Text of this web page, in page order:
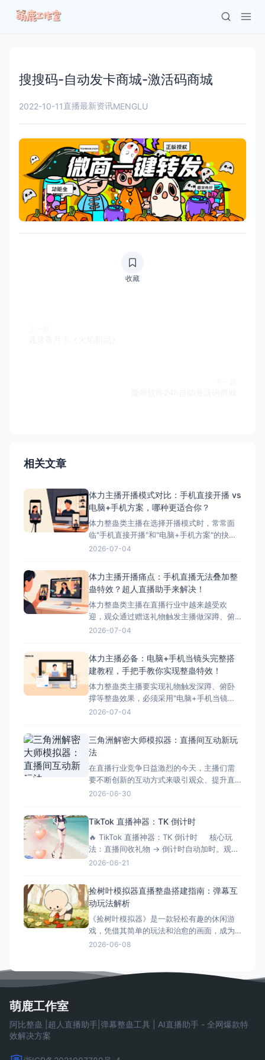
搜搜码-自动发卡商城-激活码商城
2022-10-11直播最新资讯MENGLU
收藏
相关文章
体力主播开播模式对比：手机直接开播 vs
电脑+手机方案，哪种更适合你？
体力整蛊类主播在选择开播模式时，常常面
临"手机直接开播"和"电脑+手机方案"的抉
择。本文将详细对比这两种模式的优缺点，
播模式简介 ### 模式一：手机直接开播 这
是最简单、最常用的开播方式，主播直接使
2026-07-04
体力主播开播痛点：手机直播无法叠加整
蛊特效？超人直播助手来解决！
体力整蛊类主播在直播行业中越来越受欢
迎，观众通过赠送礼物触发主播做深蹲、俯
卧撑等体力动作，互动性极强。然而，这类
析这一痛点，并为您提供完美解决方案——
超人直播助手。 &nbsp; ## 体力主播面临的
核心痛点 &nbs
2026-07-04
体力主播必备：电脑+手机当镜头完整搭
建教程，手把手教你实现整蛊特效！
体力整蛊类主播要实现礼物触发深蹲、俯卧
撑等整蛊效果，必须采用"电脑+手机当镜
头"的组合方案。本文将手把手教您完成整个
系统，配置建议：Intel i5以上处理器、8GB
2026-07-04
三角洲解密大师模拟器：直播间互动新玩
法
在直播行业竞争日益激烈的今天，主播们需
要不断创新的互动方式来吸引观众、提升直
播间氛围。三角洲解密大师模拟器作为一款
能够增加直播的趣味性，还能有效延长观众
停留时间，提升直播间的活跃度和收益。 什
么是三角洲解密大师模拟器？
2026-06-30
TikTok 直播神器：TK 倒计时
🔥 TikTok 直播神器：TK 倒计时 核心玩
法：直播间收礼物 → 倒计时自动加时。观众
刷得越猛，直播/挑战时间越长！完美适配
TikTok 直
2026-06-21
捡树叶模拟器直播整蛊搭建指南：弹幕互
动玩法解析
《捡树叶模拟器》是一款轻松有趣的休闲游
戏，凭借其简单的玩法和治愈的画面，成为
了直播整蛊玩法的新选择。今天就来详细介
闲模拟游戏，玩家需要在美丽的森林中收集
2026-06-08
萌鹿工作室
阿比整蛊 |超人直播助手|弹幕整蛊工具 | AI直播助手 - 全网爆款特
效解决方案